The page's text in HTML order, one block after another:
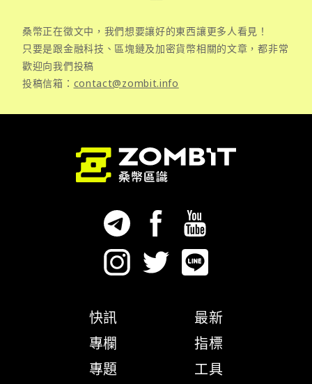
桑幣正在徵文中，我們想要讓好的東西讓更多人看見！
只要是跟金融科技、區塊鏈及加密貨幣相關的文章，都非常
歡迎向我們投稿
投稿信箱： contact@zombit.info
快訊
專欄
專題
最新
指標
工具